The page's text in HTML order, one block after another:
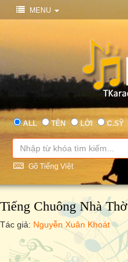
MENU
ALL TÊN LỜI C.SỸ
Gõ Tiếng Việt
Tiếng Chuông Nhà Thờ
Tác giả: Nguyễn Xuân Khoát